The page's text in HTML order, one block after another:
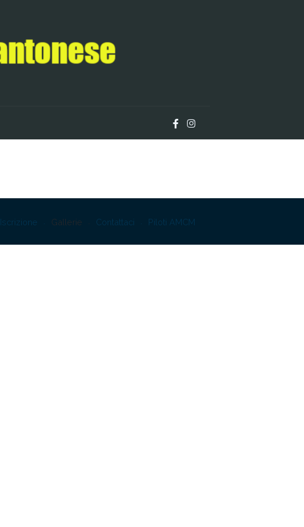
Iscrizione Gallerie Contattaci Piloti AMCM